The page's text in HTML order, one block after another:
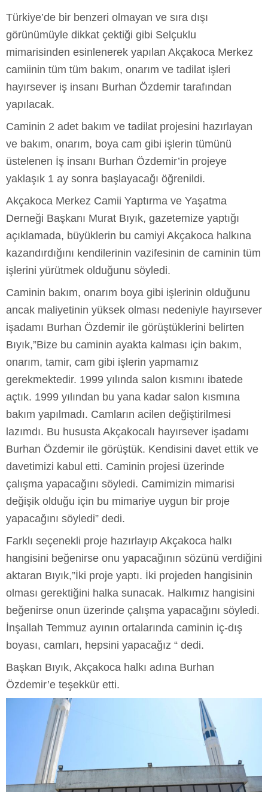
Türkiye’de bir benzeri olmayan ve sıra dışı
görünümüyle dikkat çektiği gibi Selçuklu
mimarisinden esinlenerek yapılan Akçakoca Merkez
camiinin tüm tüm bakım, onarım ve tadilat işleri
hayırsever iş insanı Burhan Özdemir tarafından
yapılacak.
Caminin 2 adet bakım ve tadilat projesini hazırlayan
ve bakım, onarım, boya cam gibi işlerin tümünü
üstelenen İş insanı Burhan Özdemir’in projeye
yaklaşık 1 ay sonra başlayacağı öğrenildi.
Akçakoca Merkez Camii Yaptırma ve Yaşatma
Derneği Başkanı Murat Bıyık, gazetemize yaptığı
açıklamada, büyüklerin bu camiyi Akçakoca halkına
kazandırdığını kendilerinin vazifesinin de caminin tüm
işlerini yürütmek olduğunu söyledi.
Caminin bakım, onarım boya gibi işlerinin olduğunu
ancak maliyetinin yüksek olması nedeniyle hayırsever
işadamı Burhan Özdemir ile görüştüklerini belirten
Bıyık,”Bize bu caminin ayakta kalması için bakım,
onarım, tamir, cam gibi işlerin yapmamız
gerekmektedir. 1999 yılında salon kısmını ibatede
açtık. 1999 yılından bu yana kadar salon kısmına
bakım yapılmadı. Camların acilen değiştirilmesi
lazımdı. Bu hususta Akçakocalı hayırsever işadamı
Burhan Özdemir ile görüştük. Kendisini davet ettik ve
davetimizi kabul etti. Caminin projesi üzerinde
çalışma yapacağını söyledi. Camimizin mimarisi
değişik olduğu için bu mimariye uygun bir proje
yapacağını söyledi” dedi.
Farklı seçenekli proje hazırlayıp Akçakoca halkı
hangisini beğenirse onu yapacağının sözünü verdiğini
aktaran Bıyık,”İki proje yaptı. İki projeden hangisinin
olması gerektiğini halka sunacak. Halkımız hangisini
beğenirse onun üzerinde çalışma yapacağını söyledi.
İnşallah Temmuz ayının ortalarında caminin iç-dış
boyası, camları, hepsini yapacağız “ dedi.
Başkan Bıyık, Akçakoca halkı adına Burhan
Özdemir’e teşekkür etti.